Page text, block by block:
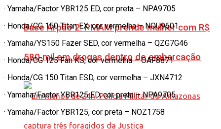
Base Arpão 2: PMAM prende mulher com R$
580 mil em drogas dentro de embarcação
· Yamaha/Factor YBR125 ED, cor preta – NPA9705
· Honda/CG 150 Titan EX, cor vermelha – NOU9601
· Yamaha/YS150 Fazer SED, cor vermelha – QZG7G46
· Honda/CG 125 Fan KS, cor vermelha – OAF8871
· Honda/CG 150 Titan ESD, cor vermelha – JXN4712
· Yamaha/Factor YBR125 ED, cor preta – NPA9705
· Yamaha/Factor YBR125, cor preta – NOZ1758